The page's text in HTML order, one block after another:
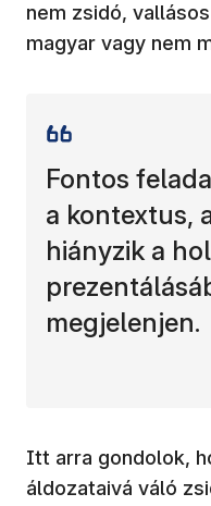
nem zsidó,
magyar vagy nem
Fontos
a kontextus,
hiányzik a
megjelenjen.
Itt arra gondolok,
áldozataivá váló